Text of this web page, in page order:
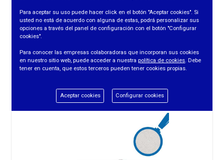
Para aceptar su uso puede hacer click en el botón "Aceptar cookies". Si
usted no está de acuerdo con alguna de estas, podrá personalizar sus
opciones a través del panel de configuración con el botón "Configurar
cookies".
Para conocer las empresas colaboradoras que incorporan sus cookies
en nuestro sitio web, puede acceder a nuestra política de cookies. Debe
tener en cuenta, que estos terceros pueden tener cookies propias.
Aceptar cookies Configurar cookies